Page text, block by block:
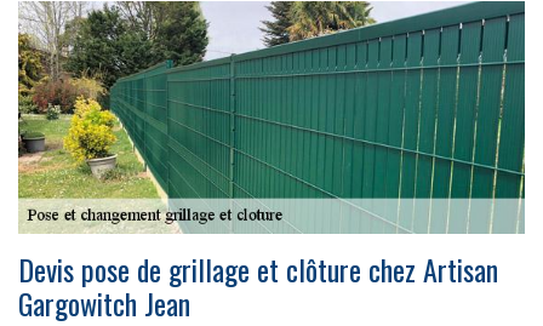
Devis pose de grillage et clôture chez Artisan
Gargowitch Jean